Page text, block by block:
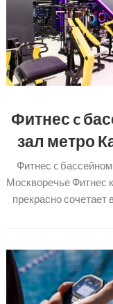
Фитнес c
зал метро
Фитнес c
Москворечье Фитнес
прекрасно сочетает